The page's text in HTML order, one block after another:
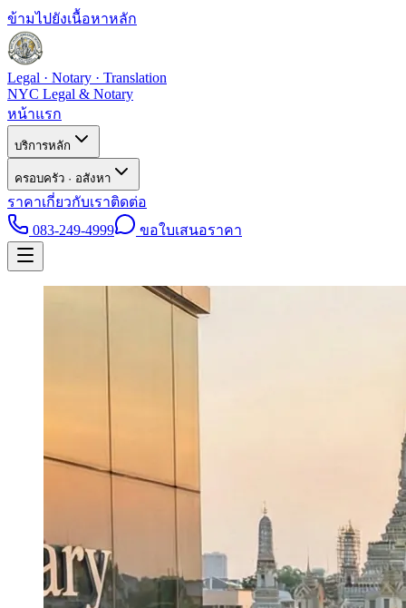
ข้ามไปยังเนื้อหาหลัก
Legal · Notary · Translation
NYC Legal & Notary
หน้าแรก
บริการหลัก
ครอบครัว · อสังหา
ราคาเกี่ยวกับเราติดต่อ
083-249-4999
ขอใบเสนอราคา